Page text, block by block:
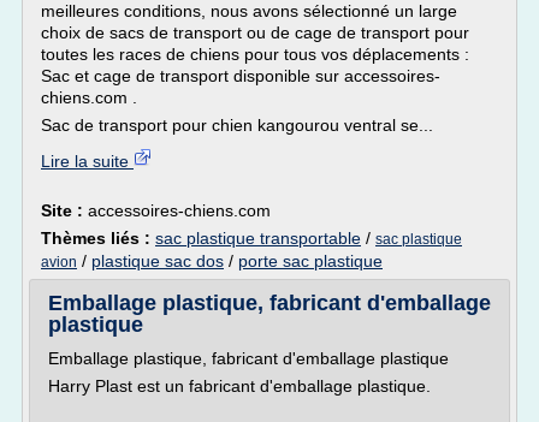
meilleures conditions, nous avons sélectionné un large
choix de sacs de transport ou de cage de transport pour
toutes les races de chiens pour tous vos déplacements :
Sac et cage de transport disponible sur accessoires-
chiens.com .
Sac de transport pour chien kangourou ventral se...
Lire la suite
Site : accessoires-chiens.com
Thèmes liés : sac plastique transportable / sac plastique
avion / plastique sac dos / porte sac plastique
Emballage plastique, fabricant d'emballage
plastique
Emballage plastique, fabricant d'emballage plastique
Harry Plast est un fabricant d'emballage plastique.